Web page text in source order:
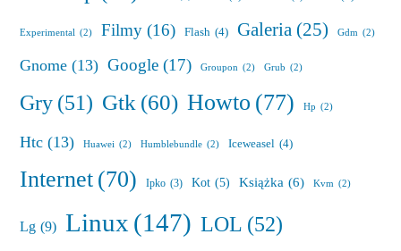
Experimental (2) Filmy (16) Flash (4) Galeria (25) Gdm (2)
Gnome (13) Google (17) Groupon (2) Grub (2)
Gry(51) Gtk(60) Howto (77) Hp (2)
Htc (13) Huawei (2) Humblebundle (2) Iceweasel (4)
Internet(70) Ipko (3) Kot (5) Książka (6) Kvm (2)
Lg (9) Linux(147) LOL (52)